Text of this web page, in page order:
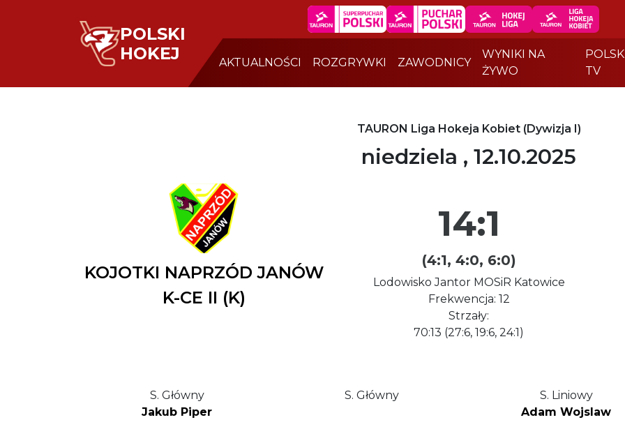
POLSKI
HOKEJ
AKTUALNOŚCI ROZGRYWKI ZAWODNICY
WYNIKI NA
ŻYWO
TV
TAURON Liga Hokeja Kobiet (Dywizja I)
niedziela , 12.10.2025
KOJOTKI NAPRZÓD JANÓW
K-CE II (K)
14:1
(4:1, 4:0, 6:0)
Lodowisko Jantor MOSiR Katowice
Frekwencja: 12
Strzały:
70:13 (27:6, 19:6, 24:1)
S. Główny
Jakub Piper
S. Główny
S. Liniowy
Adam Wojslaw